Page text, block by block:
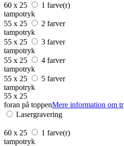
60 x 25
1 farve(r)
tampotryk
55 x 25
2 farver
tampotryk
55 x 25
3 farver
tampotryk
55 x 25
4 farver
tampotryk
55 x 25
5 farver
tampotryk
55 x 25
foran på toppenMere information om
Lasergravering
60 x 25
1 farve(r)
tampotryk